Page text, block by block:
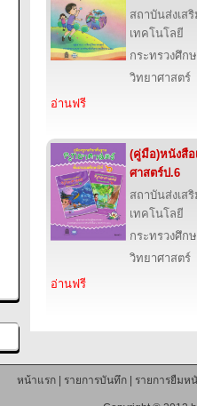
สถาบันส่งเส
เทคโนโลยี
กระทรวงศึก
วิทยาศาสตร์
อ่านฟรี
(คู่มือ)หนังสื
ศาสตร์ป.6
สถาบันส่งเส
เทคโนโลยี
กระทรวงศึก
วิทยาศาสตร์
อ่านฟรี
หน้าแรก| รายการบันทึก| รายการยืมห